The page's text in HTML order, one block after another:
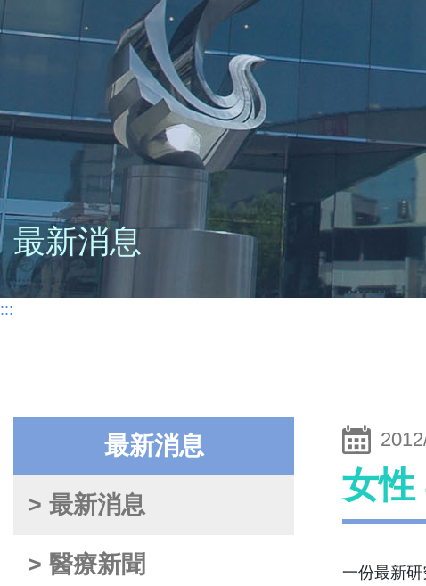
最新消息
:::
最新消息
> 最新消息
> 醫療新聞
女性
一份最新